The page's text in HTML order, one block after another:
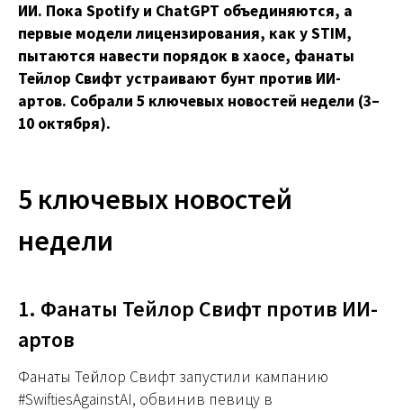
ИИ. Пока Spotify и ChatGPT объединяются, а
первые модели лицензирования, как у STIM,
пытаются навести порядок в хаосе, фанаты
Тейлор Свифт устраивают бунт против ИИ-
артов. Собрали 5 ключевых новостей недели (3–
10 октября).
5 ключевых новостей
недели
1. Фанаты Тейлор Свифт против ИИ-
артов
Фанаты Тейлор Свифт запустили кампанию
#SwiftiesAgainstAI, обвинив певицу в